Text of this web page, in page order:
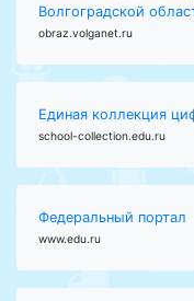
Волгоградской
obraz.volganet.ru
Единая коллекция
school-collection.edu.ru
Федеральный портал
www.edu.ru